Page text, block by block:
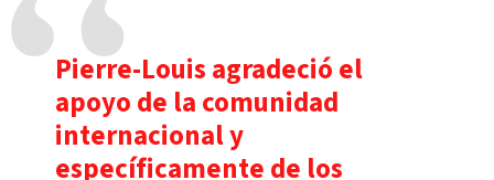
Pierre-Louis agradeció el
apoyo de la comunidad
internacional y
específicamente de los